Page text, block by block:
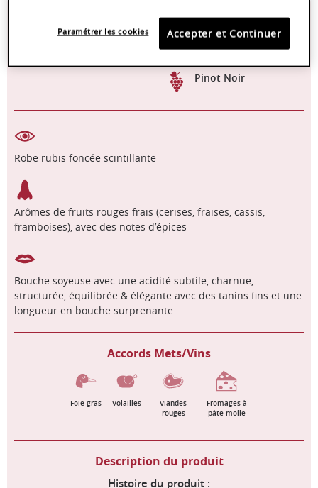
15-16°C
Manuelle
Pinot Noir
Robe rubis foncée scintillante
Arômes de fruits rouges frais (cerises, fraises, cassis,
framboises), avec des notes d’épices
Bouche soyeuse avec une acidité subtile, charnue,
structurée, équilibrée & élégante avec des tanins fins et une
longueur en bouche surprenante
Accords Mets/Vins
Foie gras Volailles
Viandes
rouges
Fromages à
pâte molle
Description du produit
Histoire du produit :
Accepter et Continuer
Paramétrer les cookies